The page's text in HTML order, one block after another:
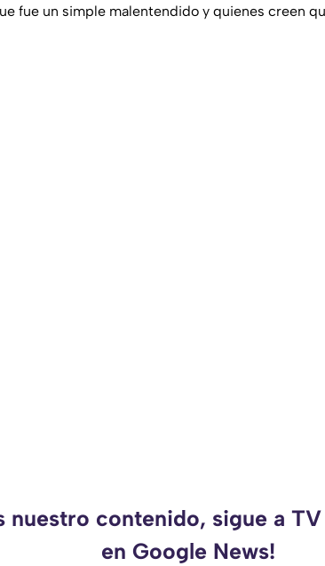
fue un simple malentendido y quienes creen
nuestro contenido, sigue a
en Google News!